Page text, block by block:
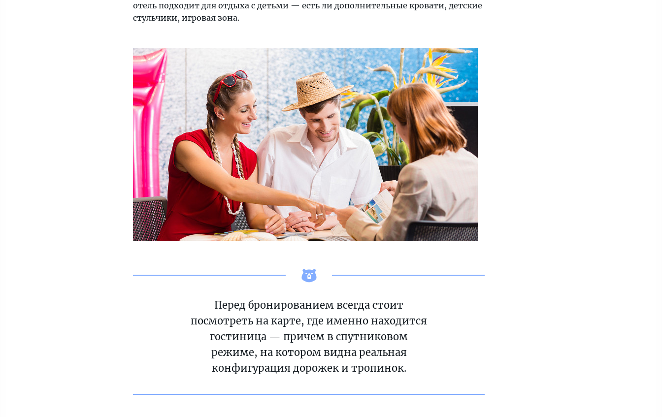
отель подходит для отдыха с детьми — есть ли дополнительные кровати, детские
стульчики, игровая зона.
Перед бронированием всегда стоит
посмотреть на карте, где именно находится
гостиница — причем в спутниковом
режиме, на котором видна реальная
конфигурация дорожек и тропинок.